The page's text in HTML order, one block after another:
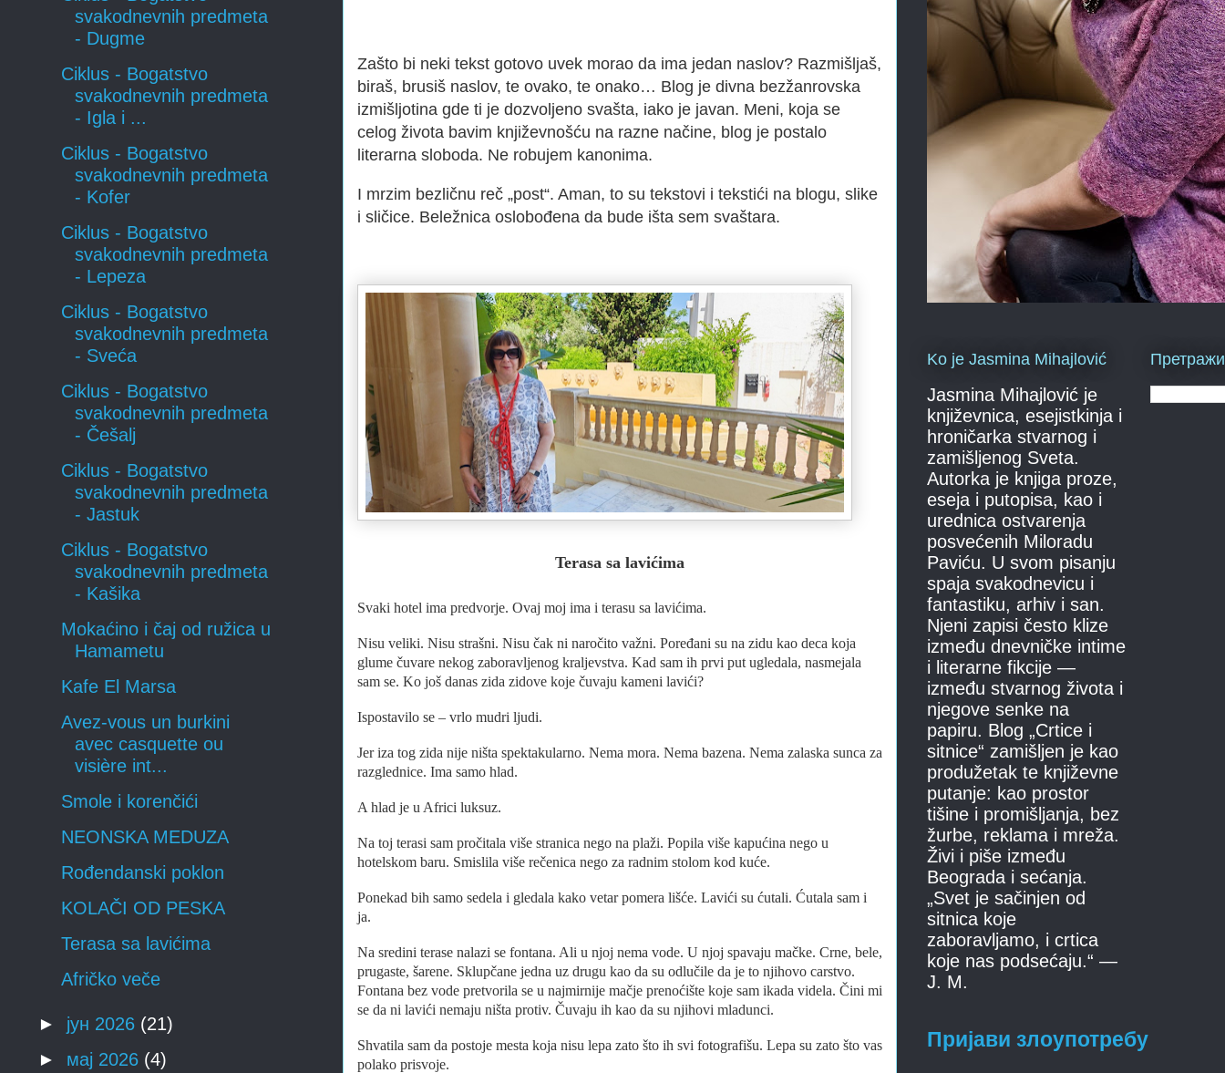
Zašto bi neki tekst gotovo uvek morao da ima jedan naslov? Razmišljaš,
biraš, brusiš naslov, te ovako, te onako… Blog je divna bezžanrovska
izmišljotina gde ti je dozvoljeno svašta, iako je javan. Meni, koja se
celog života bavim književnošću na razne načine, blog je postalo
literarna sloboda. Ne robujem kanonima.
I mrzim bezličnu reč „post“. Aman, to su tekstovi i tekstići na blogu, slike
i sličice. Beležnica oslobođena da bude išta sem svaštara.
Terasa sa lavićima
Svaki hotel ima predvorje. Ovaj moj ima i terasu sa lavićima.
Nisu veliki. Nisu strašni. Nisu čak ni naročito važni. Poređani su na zidu kao deca koja
glume čuvare nekog zaboravljenog kraljevstva. Kad sam ih prvi put ugledala, nasmejala
sam se. Ko još danas zida zidove koje čuvaju kameni lavići?
Ispostavilo se – vrlo mudri ljudi.
Jer iza tog zida nije ništa spektakularno. Nema mora. Nema bazena. Nema zalaska sunca za
razglednice. Ima samo hlad.
A hlad je u Africi luksuz.
Na toj terasi sam pročitala više stranica nego na plaži. Popila više kapućina nego u
hotelskom baru. Smislila više rečenica nego za radnim stolom kod kuće.
Ponekad bih samo sedela i gledala kako vetar pomera lišće. Lavići su ćutali. Ćutala sam i
ja.
Na sredini terase nalazi se fontana. Ali u njoj nema vode. U njoj spavaju mačke. Crne, bele,
prugaste, šarene. Sklupčane jedna uz drugu kao da su odlučile da je to njihovo carstvo.
Fontana bez vode pretvorila se u najmirnije mačje prenoćište koje sam ikada videla. Čini mi
se da ni lavići nemaju ništa protiv. Čuvaju ih kao da su njihovi mladunci.
Shvatila sam da postoje mesta koja nisu lepa zato što ih svi fotografišu. Lepa su zato što vas
polako prisvoje.
svakodnevnih predmeta
- Dugme
Ciklus - Bogatstvo
svakodnevnih predmeta
- Igla i ...
Ciklus - Bogatstvo
svakodnevnih predmeta
- Kofer
Ciklus - Bogatstvo
svakodnevnih predmeta
- Lepeza
Ciklus - Bogatstvo
svakodnevnih predmeta
- Sveća
Ciklus - Bogatstvo
svakodnevnih predmeta
- Češalj
Ciklus - Bogatstvo
svakodnevnih predmeta
- Jastuk
Ciklus - Bogatstvo
svakodnevnih predmeta
- Kašika
Mokaćino i čaj od ružica u
Hamametu
Kafe El Marsa
Avez-vous un burkini
avec casquette ou
visière int...
Smole i korenčići
NEONSKA MEDUZA
Rođendanski poklon
KOLAČI OD PESKA
Terasa sa lavićima
Afričko veče
► јун 2026 (21)
► мај 2026 (4)
Ko je Jasmina Mihajlović
Jasmina Mihajlović je
književnica, esejistkinja i
hroničarka stvarnog i
zamišljenog Sveta.
Autorka je knjiga proze,
eseja i putopisa, kao i
urednica ostvarenja
posvećenih Miloradu
Paviću. U svom pisanju
spaja svakodnevicu i
fantastiku, arhiv i san.
Njeni zapisi često klize
između dnevničke intime
i literarne fikcije —
između stvarnog života i
njegove senke na
papiru. Blog „Crtice i
sitnice“ zamišljen je kao
produžetak te književne
putanje: kao prostor
tišine i promišljanja, bez
žurbe, reklama i mreža.
Živi i piše između
Beograda i sećanja.
„Svet je sačinjen od
sitnica koje
zaboravljamo, i crtica
koje nas podsećaju.“ —
J. M.
Пријави злоупотребу